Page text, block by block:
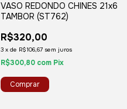
VASO REDONDO CHINES 21x6
TAMBOR (ST762)
R$320,00
3 x de R$106,67 sem juros
R$300,80 com Pix